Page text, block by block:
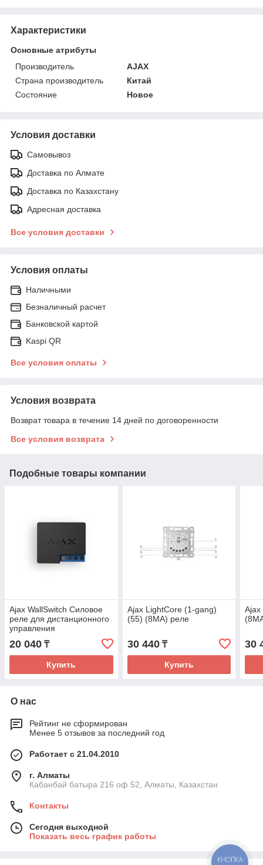
Характеристики
Основные атрибуты
Производитель
AJAX
Страна производитель
Китай
Состояние
Новое
Условия доставки
Самовывоз
Доставка по Алмате
Доставка по Казахстану
Адресная доставка
Все условия доставки
Условия оплаты
Наличными
Безналичный расчет
Банковской картой
Kaspi QR
Все условия оплаты
Условия возврата
Возврат товара в течение 14 дней по договоренности
Все условия возврата
Подобные товары компании
Ajax WallSwitch Силовое
реле для дистанционного
управления
20 040 ₸
Купить
Ajax LightCore (1-gang)
(55) (8MA) реле
30 440₸
Купить
Ajax
30
О нас
Рейтинг не сформирован
Менее 5 отзывов за последний год
Работает с 21.04.2010
г. Алматы
Кабанбай батыра 216 оф 52, Алматы, Казахстан
Контакты
Сегодня выходной
Показать весь график работы
КНОПКА